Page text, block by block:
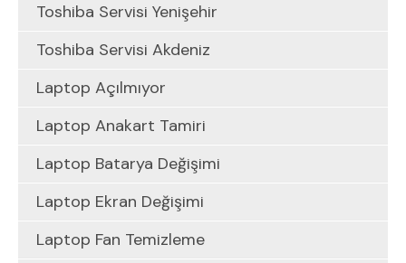
Toshiba Servisi Yenişehir
Toshiba Servisi Akdeniz
Laptop Açılmıyor
Laptop Anakart Tamiri
Laptop Batarya Değişimi
Laptop Ekran Değişimi
Laptop Fan Temizleme